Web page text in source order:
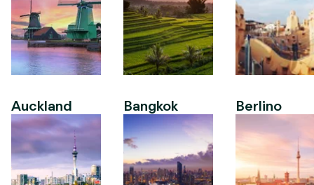
Auckland Bangkok Berlino